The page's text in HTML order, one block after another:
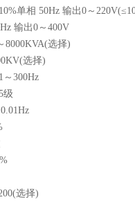
单相 50Hz 输出0～
输出0～400V
8000KVA(选择)
选择)
300Hz
级
选择)